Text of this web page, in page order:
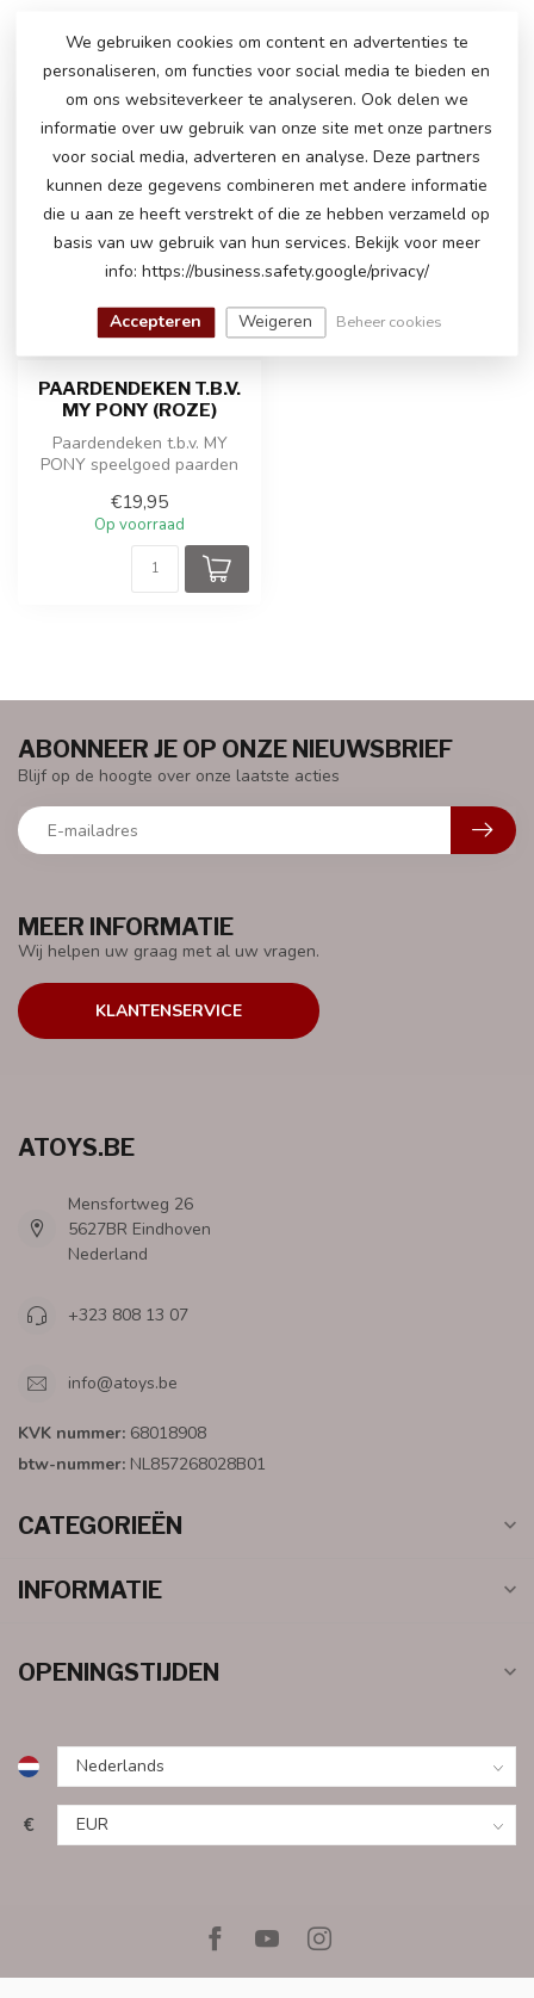
RECENT BEKEKEN
PAARDENDEKEN T.B.V.
MY PONY (ROZE)
Paardendeken t.b.v. MY
PONY speelgoed paarden
€19,95
Op voorraad
MEER INFORMATIE
Wij helpen uw graag met al uw vragen.
KLANTENSERVICE
ABONNEER JE OP ONZE NIEUWSBRIEF
Blijf op de hoogte over onze laatste acties
ATOYS.BE
Mensfortweg 26
5627BR Eindhoven
Nederland
+323 808 13 07
info@atoys.be
KVK nummer: 68018908
btw-nummer: NL857268028B01
CATEGORIEËN
INFORMATIE
OPENINGSTIJDEN
€
We gebruiken cookies om content en advertenties te
personaliseren, om functies voor social media te bieden en
om ons websiteverkeer te analyseren. Ook delen we
informatie over uw gebruik van onze site met onze partners
voor social media, adverteren en analyse. Deze partners
kunnen deze gegevens combineren met andere informatie
die u aan ze heeft verstrekt of die ze hebben verzameld op
basis van uw gebruik van hun services. Bekijk voor meer
info: https://business.safety.google/privacy/
Accepteren Weigeren Beheer cookies